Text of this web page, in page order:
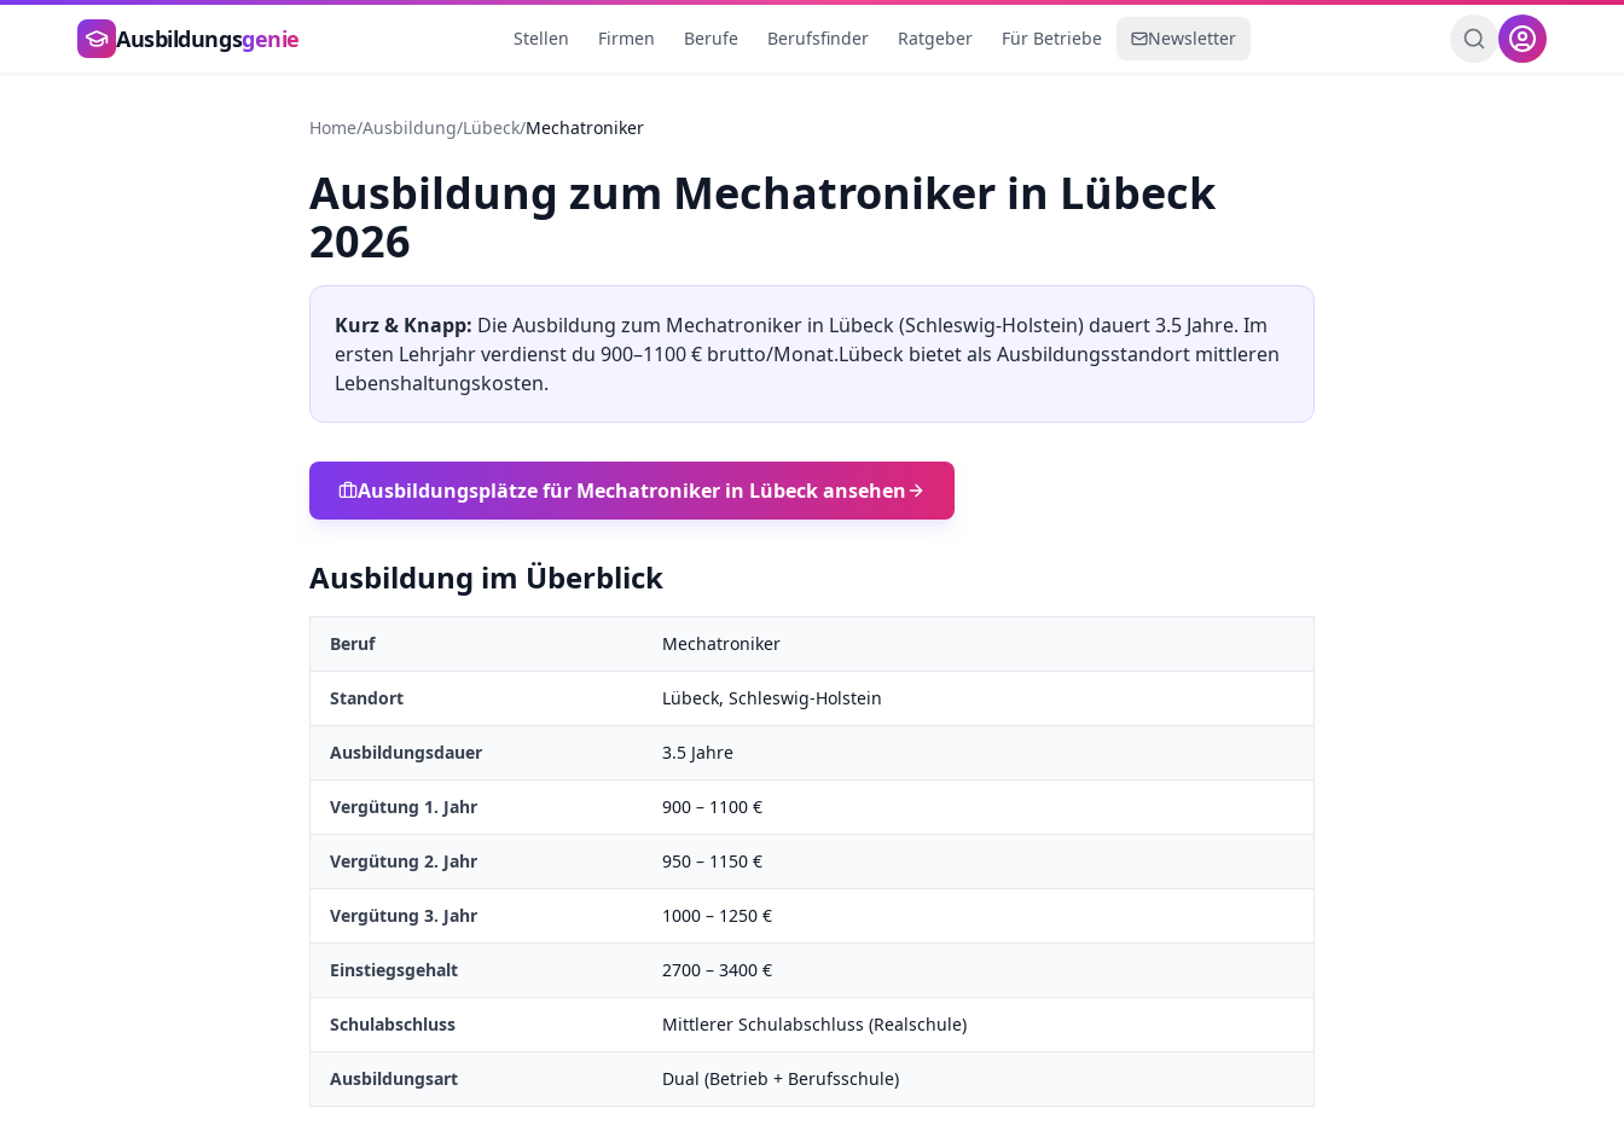
Zum Hauptinhalt springen
Ausbildungsgenie Stellen Firmen Berufe Berufsfinder Ratgeber Für Betriebe Newsletter
Home/Ausbildung/Lübeck/Mechatroniker
Ausbildung zum Mechatroniker in Lübeck
2026
Kurz & Knapp: Die Ausbildung zum Mechatroniker in Lübeck(Schleswig-Holstein) dauert3.5 Jahre. Im
ersten Lehrjahr verdienst du 900–1100€ brutto/Monat.Lübeck bietet als Ausbildungsstandort mittleren
Lebenshaltungskosten.
Ausbildungsplätze für Mechatroniker in Lübeckansehen
Ausbildung im Überblick
Beruf Mechatroniker
Standort Lübeck, Schleswig-Holstein
Ausbildungsdauer 3.5 Jahre
Vergütung 1. Jahr 900 – 1100 €
Vergütung 2. Jahr 950 – 1150 €
Vergütung 3. Jahr 1000 – 1250 €
Einstiegsgehalt 2700 – 3400 €
Schulabschluss Mittlerer Schulabschluss (Realschule)
Ausbildungsart Dual (Betrieb + Berufsschule)